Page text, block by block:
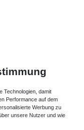
Technologien, damit
Performance auf dem
Werbung zu
unsere Nutzer und wie